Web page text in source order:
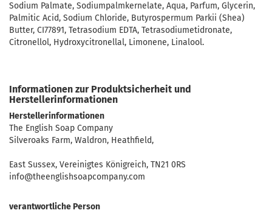
Sodium Palmate, Sodiumpalmkernelate, Aqua, Parfum, Glycerin,
Palmitic Acid, Sodium Chloride, Butyrospermum Parkii (Shea)
Butter, CI77891, Tetrasodium EDTA, Tetrasodiumetidronate,
Citronellol, Hydroxycitronellal, Limonene, Linalool.
Informationen zur Produktsicherheit und
Herstellerinformationen
Herstellerinformationen
The English Soap Company
Silveroaks Farm, Waldron, Heathfield,
East Sussex, Vereinigtes Königreich, TN21 0RS
info@theenglishsoapcompany.com
verantwortliche Person